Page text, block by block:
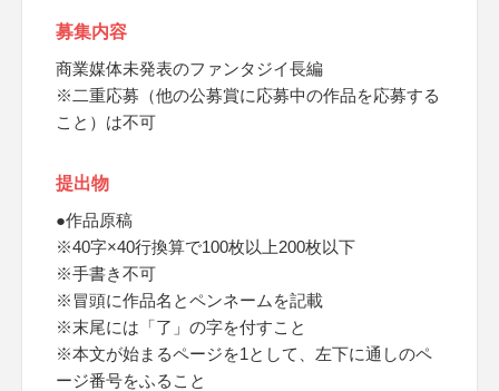
募集内容
商業媒体未発表のファンタジイ長編
※二重応募（他の公募賞に応募中の作品を応募する
こと）は不可
提出物
●作品原稿
※40字×40行換算で100枚以上200枚以下
※手書き不可
※冒頭に作品名とペンネームを記載
※末尾には「了」の字を付すこと
※本文が始まるページを1として、左下に通しのペ
ージ番号をふること